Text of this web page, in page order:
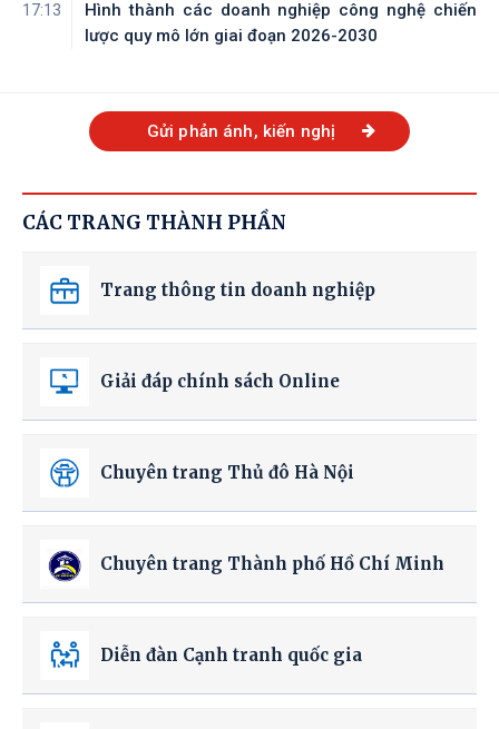
17:13
Hình thành các doanh nghiệp công nghệ chiến
lược quy mô lớn giai đoạn 2026-2030
Gửi phản ánh, kiến nghị
CÁC TRANG THÀNH PHẦN
Trang thông tin doanh nghiệp
Giải đáp chính sách Online
Chuyên trang Thủ đô Hà Nội
Chuyên trang Thành phố Hồ Chí Minh
Diễn đàn Cạnh tranh quốc gia